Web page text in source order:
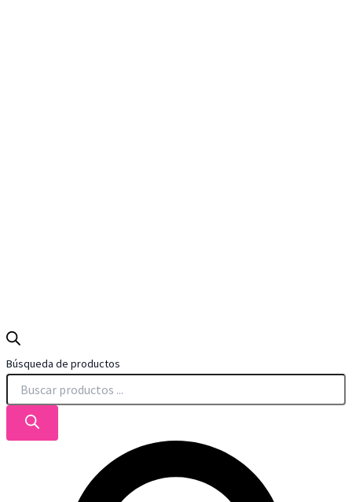
Búsqueda de productos